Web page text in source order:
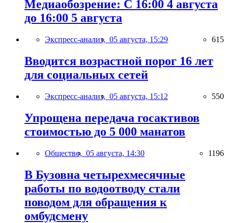
Медиаобозрение: С 16:00 4 августа
до 16:00 5 августа
Экспресс-анализ, 05 августа, 15:29 615
Вводится возрастной порог 16 лет
для социальных сетей
Экспресс-анализ, 05 августа, 15:12 550
Упрощена передача госактивов
стоимостью до 5 000 манатов
Общество, 05 августа, 14:30 1196
В Бузовна четырехмесячные
работы по водоотводу стали
поводом для обращения к
омбудсмену